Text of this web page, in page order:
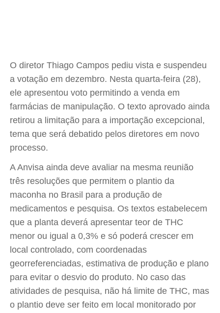
O diretor Thiago Campos pediu vista e suspendeu
a votação em dezembro. Nesta quarta-feira (28),
ele apresentou voto permitindo a venda em
farmácias de manipulação. O texto aprovado ainda
retirou a limitação para a importação excepcional,
tema que será debatido pelos diretores em novo
processo.
A Anvisa ainda deve avaliar na mesma reunião
três resoluções que permitem o plantio da
maconha no Brasil para a produção de
medicamentos e pesquisa. Os textos estabelecem
que a planta deverá apresentar teor de THC
menor ou igual a 0,3% e só poderá crescer em
local controlado, com coordenadas
georreferenciadas, estimativa de produção e plano
para evitar o desvio do produto. No caso das
atividades de pesquisa, não há limite de THC, mas
o plantio deve ser feito em local monitorado por